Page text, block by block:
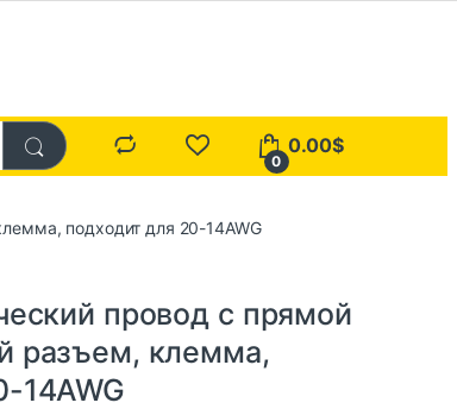
0
0.00$
подходит для 20-14AWG
провод с прямой
разъем, клемма,
14AWG